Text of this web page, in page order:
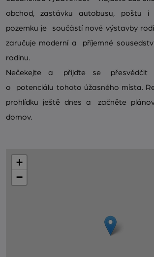
obchod, zastávku autobusu, poštu i
pozemku je součástí nové výstavby
zaručuje moderní a příjemné
rodinu.
Nečekejte a přijďte se
o potenciálu tohoto úžasného místa.
prohlídku ještě dnes a začněte
domov.
+
−